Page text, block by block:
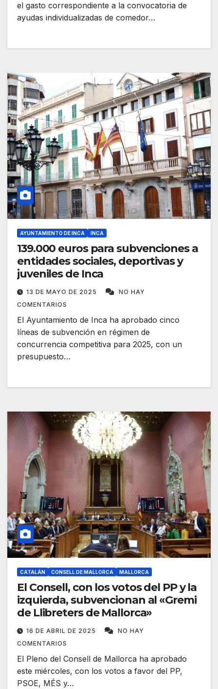
el gasto correspondiente a la convocatoria de
ayudas individualizadas de comedor…
AYUNTAMIENTO DE INCA INCA
139.000 euros para subvenciones a
entidades sociales, deportivas y
juveniles de Inca
13 DE MAYO DE 2025
NO HAY
COMENTARIOS
El Ayuntamiento de Inca ha aprobado cinco
líneas de subvención en régimen de
concurrencia competitiva para 2025, con un
presupuesto…
CATALÁN CONSELL DE MALLORCA MALLORCA
El Consell, con los votos del PP y la
izquierda, subvencionan al «Gremi
de Llibreters de Mallorca»
16 DE ABRIL DE 2025
NO HAY
COMENTARIOS
El Pleno del Consell de Mallorca ha aprobado
este miércoles, con los votos a favor del PP,
PSOE, MÉS y…